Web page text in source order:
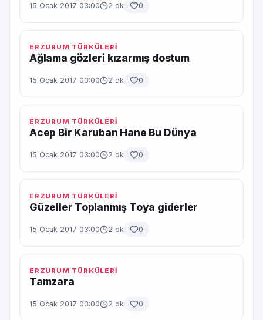
15 Ocak 2017 03:00 2 dk 0
ERZURUM TÜRKÜLERİ
Ağlama gözleri kızarmış dostum
15 Ocak 2017 03:00 2 dk 0
ERZURUM TÜRKÜLERİ
Acep Bir Karuban Hane Bu Dünya
15 Ocak 2017 03:00 2 dk 0
ERZURUM TÜRKÜLERİ
Güzeller Toplanmış Toya giderler
15 Ocak 2017 03:00 2 dk 0
ERZURUM TÜRKÜLERİ
Tamzara
15 Ocak 2017 03:00 2 dk 0